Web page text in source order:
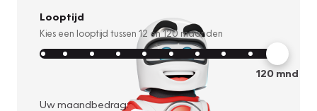
Looptijd
Kies een looptijd tussen 12 en120 maanden
120mnd
Uw maandbedrag: